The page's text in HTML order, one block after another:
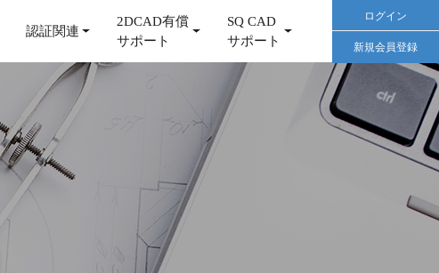
認証関連
2DCAD有償
サポート
SQ CAD
サポート
ログイン
新規会員登録